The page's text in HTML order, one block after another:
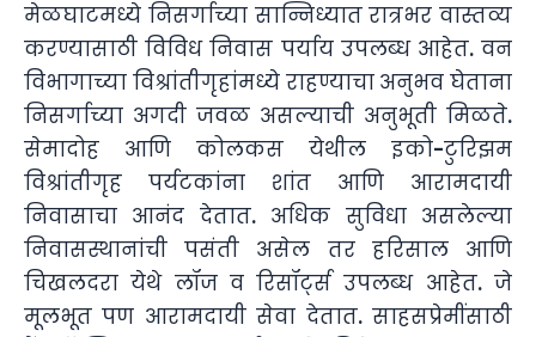
मेळघाटमध्ये निसर्गाच्या सान्निध्यात रात्रभर वास्तव्य
करण्यासाठी विविध निवास पर्याय उपलब्ध आहेत. वन
विभागाच्या विश्रांतीगृहांमध्ये राहण्याचा अनुभव घेताना
निसर्गाच्या अगदी जवळ असल्याची अनुभूती मिळते.
सेमादोह आणि कोलकस येथील इको-टुरिझम
विश्रांतीगृह पर्यटकांना शांत आणि आरामदायी
निवासाचा आनंद देतात. अधिक सुविधा असलेल्या
निवासस्थानांची पसंती असेल तर हरिसाल आणि
चिखलदरा येथे लॉज व रिसॉर्ट्स उपलब्ध आहेत. जे
मूलभूत पण आरामदायी सेवा देतात. साहसप्रेमींसाठी